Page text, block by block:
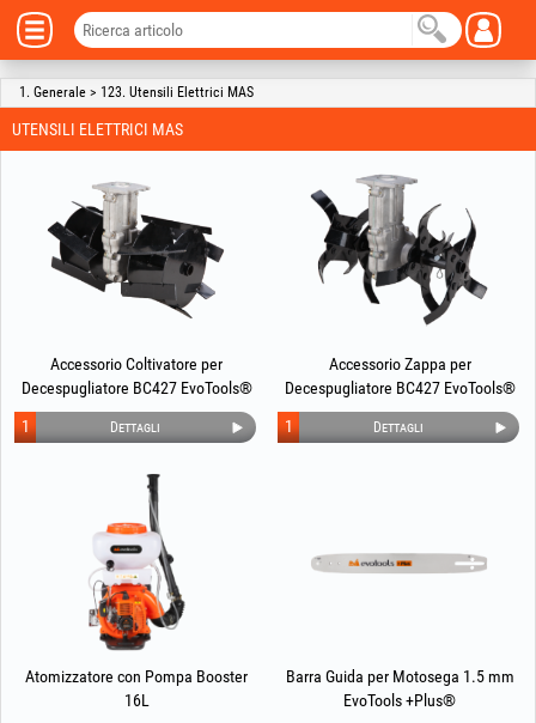
1. Generale > 123. Utensili Elettrici MAS
UTENSILI ELETTRICI MAS
Accessorio Coltivatore per
Decespugliatore BC427 EvoTools®
Dettagli
1
Accessorio Zappa per
Decespugliatore BC427 EvoTools®
Dettagli
1
Atomizzatore con Pompa Booster
16L
Barra Guida per Motosega 1.5 mm
EvoTools +Plus®